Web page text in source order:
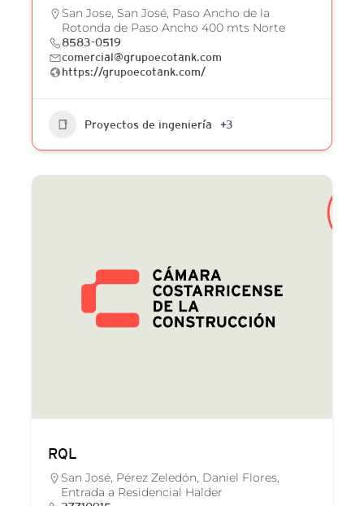
San Jose, San José, Paso Ancho de la
Rotonda de Paso Ancho 400 mts Norte
8583-0519
comercial@grupoecotank.com
https://grupoecotank.com/
Proyectos de ingeniería +3
RQL
San José, Pérez Zeledón, Daniel Flores,
Entrada a Residencial Halder